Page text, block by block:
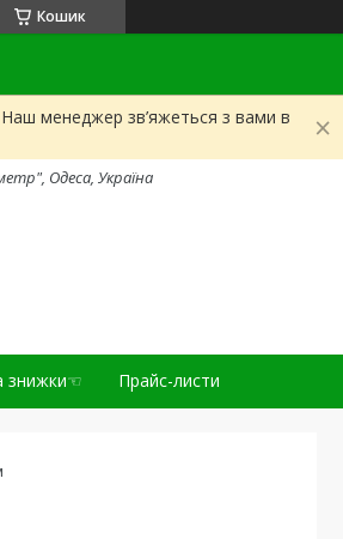
Кошик
менеджер зв’яжеться з вами в
Одеса, Україна
знижки☜ Прайс-листи